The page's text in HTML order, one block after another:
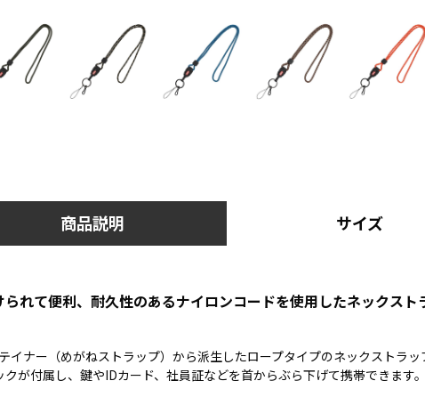
商品説明 サイズ
られて便利、耐久性のあるナイロンコードを使用したネックスト
イナー（めがねストラップ）から派生したロープタイプのネックストラ
クが付属し、鍵やIDカード、社員証などを首からぶら下げて携帯できます